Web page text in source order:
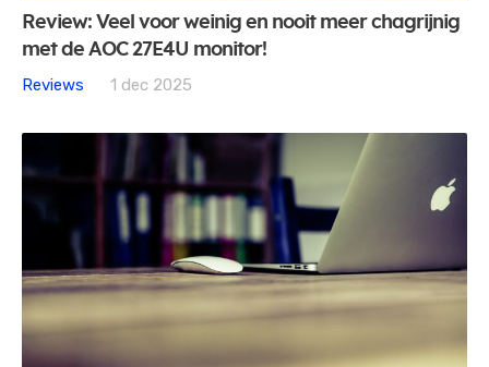
Review: Veel voor weinig en nooit meer chagrijnig
met de AOC 27E4U monitor!
Reviews
1 dec 2025